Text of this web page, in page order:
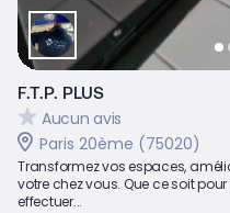
F.T.P. PLUS
Aucun avis
Paris 20ème (75020)
Transformez vos espaces,
votre chez vous. Que ce soit
effectuer...